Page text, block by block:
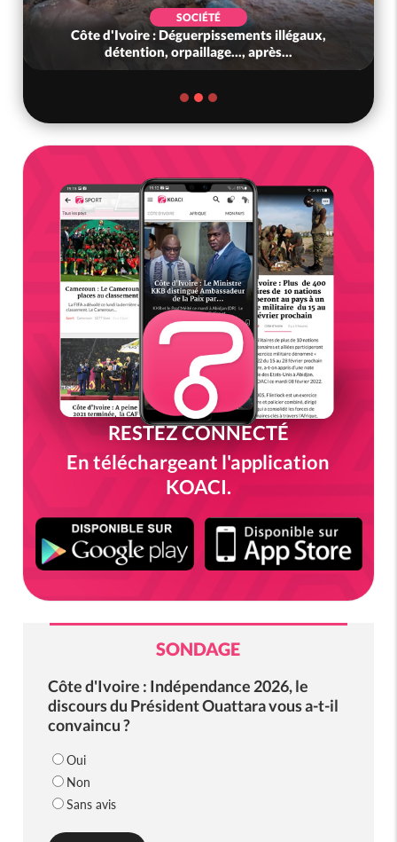
SOCIÉTÉ
Côte d'Ivoire : Déguerpissements illégaux,
détention, orpaillage..., après...
RESTEZ CONNECTÉ
En téléchargeant l'application
KOACI.
SONDAGE
Côte d'Ivoire : Indépendance 2026, le
discours du Président Ouattara vous a-t-il
convaincu ?
Oui
Non
Sans avis